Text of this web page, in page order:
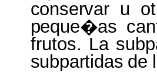
conservar u
peque�as
frutos. La
subpartidas de